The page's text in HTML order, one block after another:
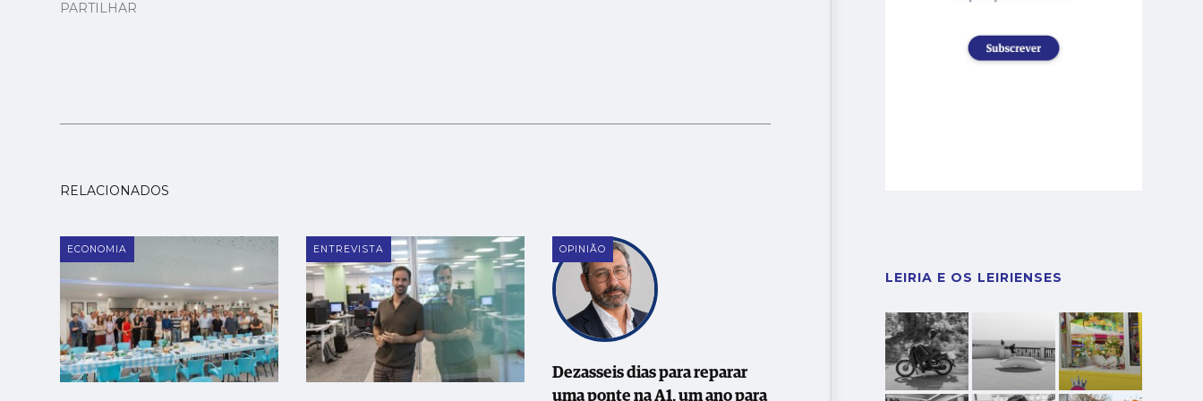
PARTILHAR
RELACIONADOS
ECONOMIA ENTREVISTA OPINIÃO
Dezasseis dias para reparar
uma ponte na A1, um ano para
LEIRIA E OS LEIRIENSES